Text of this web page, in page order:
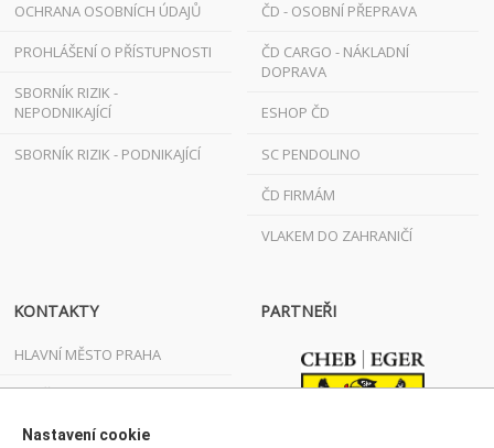
OCHRANA OSOBNÍCH ÚDAJŮ
PROHLÁŠENÍ O PŘÍSTUPNOSTI
SBORNÍK RIZIK -
NEPODNIKAJÍCÍ
SBORNÍK RIZIK - PODNIKAJÍCÍ
ČD - OSOBNÍ PŘEPRAVA
ČD CARGO - NÁKLADNÍ
DOPRAVA
ESHOP ČD
SC PENDOLINO
ČD FIRMÁM
VLAKEM DO ZAHRANIČÍ
KONTAKTY
HLAVNÍ MĚSTO PRAHA
JIHOČESKÝ KRAJ
JIHOMORAVSKÝ KRAJ
PARTNEŘI
Nastavení cookie